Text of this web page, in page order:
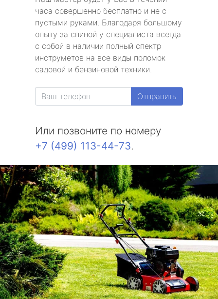
часа совершенно бесплатно и не с
пустыми руками. Благодаря большому
опыту за спиной у специалиста всегда
с собой в наличии полный спектр
инструметов на все виды поломок
садовой и бензиновой техники.
Отправить
Или позвоните по номеру
+7 (499) 113-44-73.